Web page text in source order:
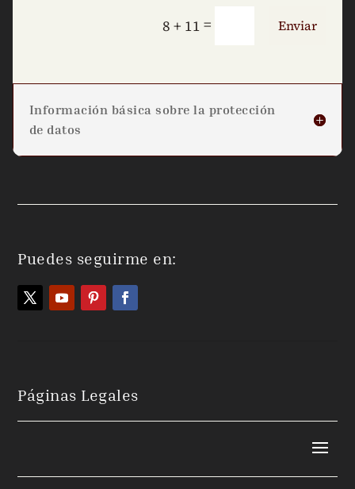
8 + 11 = Enviar
Información básica sobre la protección
de datos
Puedes seguirme en:
Páginas Legales